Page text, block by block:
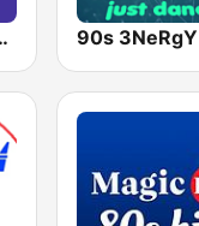
Radio 90s 3NeRgY